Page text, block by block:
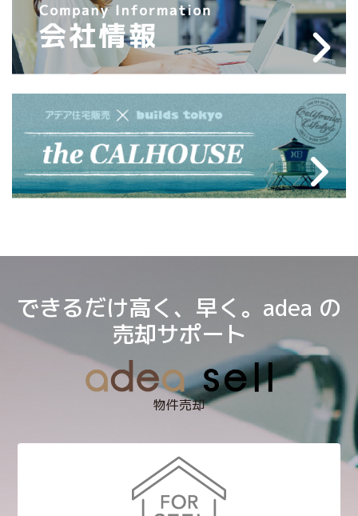
できるだけ高く、早く。adea の
売却サポート
物件売却